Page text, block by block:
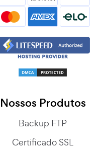
Nossos Produtos
Backup FTP
Certificado SSL